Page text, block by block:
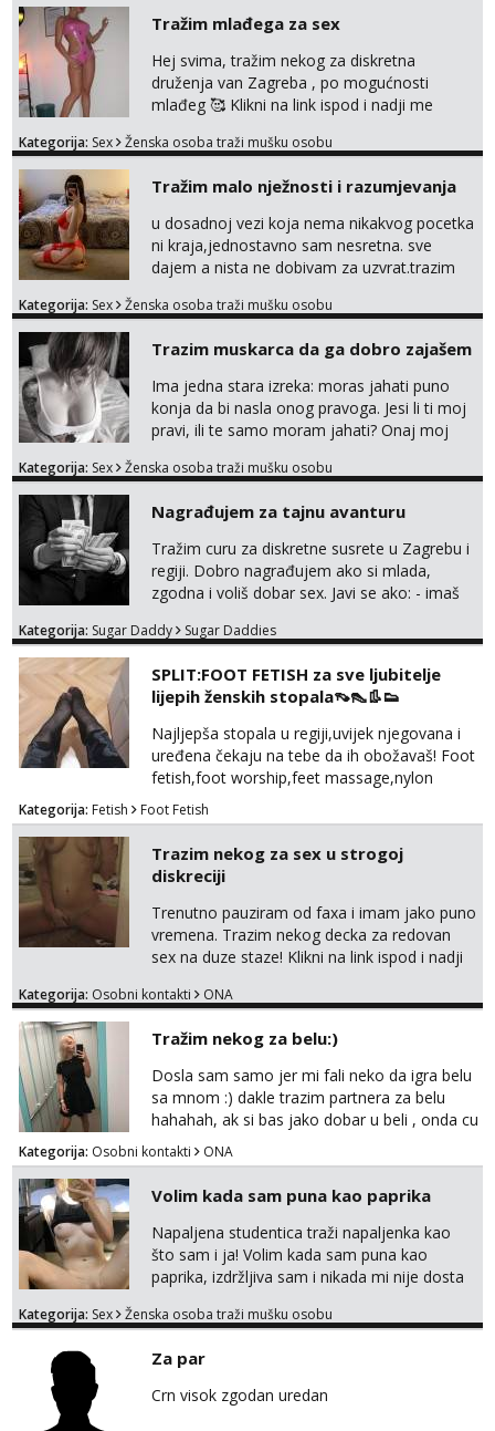
Tražim mlađega za sex
Hej svima, tražim nekog za diskretna
druženja van Zagreba , po mogućnosti
mlađeg 🥰 Klikni na link ispod i nadji me
Kategorija: Sex Ženska osoba traži mušku osobu
Tražim malo nježnosti i razumjevanja
u dosadnoj vezi koja nema nikakvog pocetka
ni kraja,jednostavno sam nesretna. sve
dajem a nista ne dobivam za uzvrat.trazim
trazim puno samo malo njeznosti i
poljupce po tijelu koji me jako
pale,obozavam kad muskarac preuzme
kontrolu . javi se :) Klikni na link ispod i nadji
me tamo, cekam te!
Kategorija: Sex Ženska osoba traži mušku osobu
Trazim muskarca da ga dobro zajašem
Ima jedna stara izreka: moras jahati puno
konja da bi nasla onog pravoga. Jesi li ti moj
pravi, ili te samo moram jahati? Onaj moj
na sexdater link i javi mi se tamo....
Kategorija: Sex Ženska osoba traži mušku osobu
Nagrađujem za tajnu avanturu
Tražim curu za diskretne susrete u Zagrebu i
regiji. Dobro nagrađujem ako si mlada,
zgodna i voliš dobar sex. Javi se ako: - imaš
kosu - se dobro ljubiš - si fleksibilna s
dostupna radnim danom (vikendi i noći su za
obitelj) - vodiš brigu o zdravlju i koristiš
zaštitu Ne javljajte se: - debele - frajeri i
paro...
Kategorija: Sugar Daddy Sugar Daddies
SPLIT:FOOT FETISH za sve ljubitelje
lijepih ženskih stopala👡👠👢👟
Najljepša stopala u regiji,uvijek njegovana i
uređena čekaju na tebe da ih obožavaš! Foot
fetish,foot worship,feet massage,nylon
fetish,trampling... Ponedjeljak-subota:15-
20.30h. Samo za istinske obožavatelje ovog
fetisha,isključivo POZIV. Sex i sl.ISKLJUČENO!
Kategorija: Fetish Foot Fetish
Trazim nekog za sex u strogoj
diskreciji
Trenutno pauziram od faxa i imam jako puno
vremena. Trazim nekog decka za redovan
sex na duze staze! Klikni na link ispod i nadji
Kategorija: Osobni kontakti ONA
Tražim nekog za belu:)
Dosla sam samo jer mi fali neko da igra belu
sa mnom :) dakle trazim partnera za belu
hahahah, ak si bas jako dobar u beli , onda cu
razmislit za dalje Klikni na link ispod i nadji me
tamo, cekam te!
Kategorija: Osobni kontakti ONA
Volim kada sam puna kao paprika
Napaljena studentica traži napaljenka kao
što sam i ja! Volim kada sam puna kao
paprika, izdržljiva sam i nikada mi nije dosta
bilo kad i bilo gdje zato se javi što prije da
tamo, cekam te!
Kategorija: Sex Ženska osoba traži mušku osobu
Za par
Crn visok zgodan uredan